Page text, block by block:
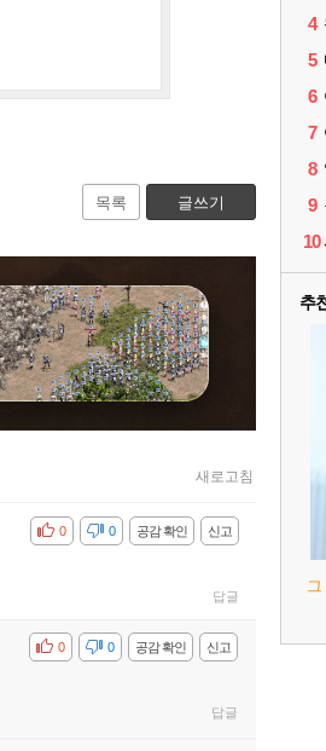
목록 글쓰기
새로고침
신고
공감 확인
비공감 0
0
답글
신고
공감 확인
비공감 0
0
답글
4
5
6
7
8
9
10
추
그